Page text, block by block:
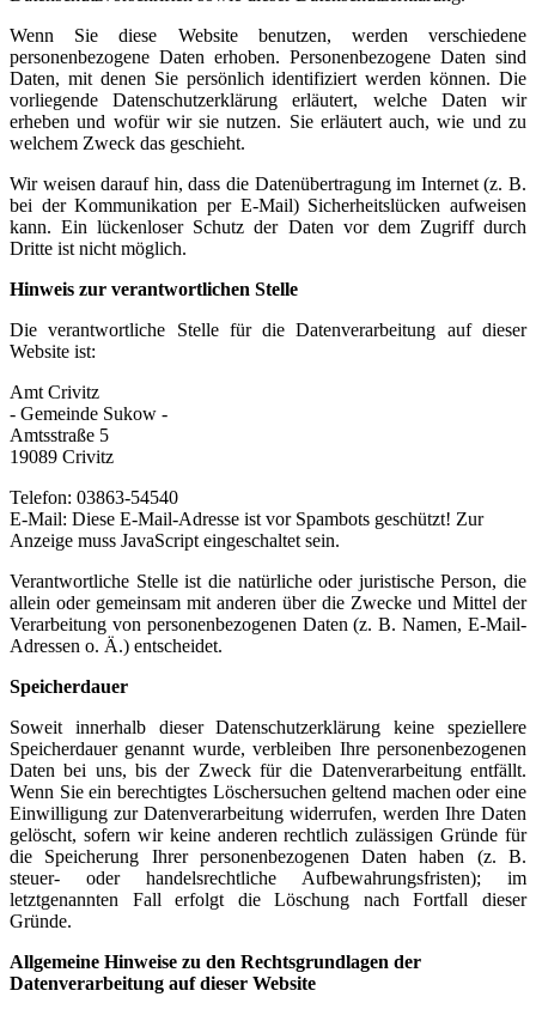
Wenn Sie diese Website benutzen, werden verschiedene
personenbezogene Daten erhoben. Personenbezogene Daten sind
Daten, mit denen Sie persönlich identifiziert werden können. Die
vorliegende Datenschutzerklärung erläutert, welche Daten wir
erheben und wofür wir sie nutzen. Sie erläutert auch, wie und zu
welchem Zweck das geschieht.
Wir weisen darauf hin, dass die Datenübertragung im Internet (z. B.
bei der Kommunikation per E-Mail) Sicherheitslücken aufweisen
kann. Ein lückenloser Schutz der Daten vor dem Zugriff durch
Dritte ist nicht möglich.
Hinweis zur verantwortlichen Stelle
Die verantwortliche Stelle für die Datenverarbeitung auf dieser
Website ist:
Amt Crivitz
- Gemeinde Sukow -
Amtsstraße 5
19089 Crivitz
Telefon: 03863-54540
E-Mail: Diese E-Mail-Adresse ist vor Spambots geschützt! Zur
Anzeige muss JavaScript eingeschaltet sein.
Verantwortliche Stelle ist die natürliche oder juristische Person, die
allein oder gemeinsam mit anderen über die Zwecke und Mittel der
Verarbeitung von personenbezogenen Daten (z. B. Namen, E-Mail-
Adressen o. Ä.) entscheidet.
Speicherdauer
Soweit innerhalb dieser Datenschutzerklärung keine speziellere
Speicherdauer genannt wurde, verbleiben Ihre personenbezogenen
Daten bei uns, bis der Zweck für die Datenverarbeitung entfällt.
Wenn Sie ein berechtigtes Löschersuchen geltend machen oder eine
Einwilligung zur Datenverarbeitung widerrufen, werden Ihre Daten
gelöscht, sofern wir keine anderen rechtlich zulässigen Gründe für
die Speicherung Ihrer personenbezogenen Daten haben (z. B.
steuer- oder handelsrechtliche Aufbewahrungsfristen); im
letztgenannten Fall erfolgt die Löschung nach Fortfall dieser
Gründe.
Allgemeine Hinweise zu den Rechtsgrundlagen der
Datenverarbeitung auf dieser Website